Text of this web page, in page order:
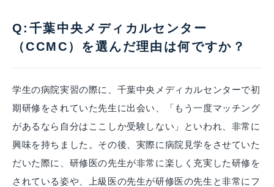
Q:千葉中央メディカルセンター
（CCMC）を選んだ理由は何ですか？
学生の病院実習の際に、千葉中央メディカルセンターで初
期研修をされていた先生に出会い、「もう一度マッチング
があるなら自分はここしか受験しない」といわれ、非常に
興味を持ちました。その後、実際に病院見学をさせていた
だいた際に、研修医の先生が非常に楽しく充実した研修を
されている姿や、上級医の先生が研修医の先生と非常にフ